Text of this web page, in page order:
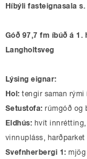
Híbýli fasteignasala s.
Góð 97,7 fm íbúð á
Langholtsveg
Lýsing eignar:
Hol:tengir saman rými
Setustofa: rúmgóð og
Eldhús: hvít
vinnupláss,
Svefnherbergi 1: